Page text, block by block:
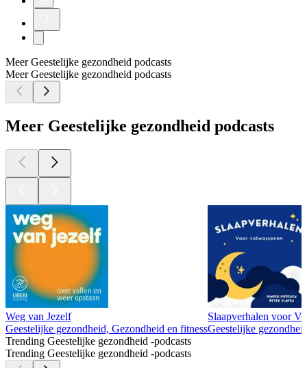
Meer Geestelijke gezondheid podcasts
Meer Geestelijke gezondheid podcasts
Meer Geestelijke gezondheid podcasts
Weg van Jezelf
Geestelijke gezondheid, Gezondheid en fitness
Slaapverhalen voor
Geestelijke
Trending Geestelijke gezondheid -podcasts
Trending Geestelijke gezondheid -podcasts